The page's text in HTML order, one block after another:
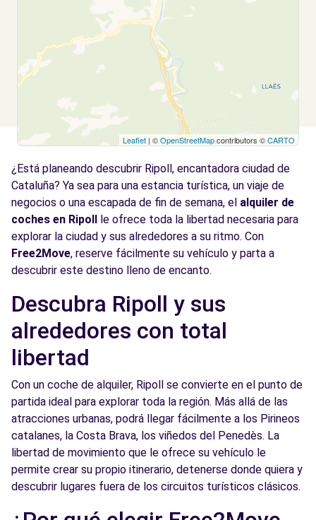
Leaflet | ©OpenStreetMapcontributors ©CARTO
¿Está planeando descubrir Ripoll, encantadora ciudad de
Cataluña? Ya sea para una estancia turística, un viaje de
negocios o una escapada de fin de semana, el alquiler de
coches en Ripoll le ofrece toda la libertad necesaria para
explorar la ciudad y sus alrededores a su ritmo. Con
Free2Move, reserve fácilmente su vehículo y parta a
descubrir este destino lleno de encanto.
Descubra Ripoll y sus
alrededores con total
libertad
Con un coche de alquiler, Ripoll se convierte en el punto de
partida ideal para explorar toda la región. Más allá de las
atracciones urbanas, podrá llegar fácilmente a los Pirineos
catalanes, la Costa Brava, los viñedos del Penedès. La
libertad de movimiento que le ofrece su vehículo le
permite crear su propio itinerario, detenerse donde quiera y
descubrir lugares fuera de los circuitos turísticos clásicos.